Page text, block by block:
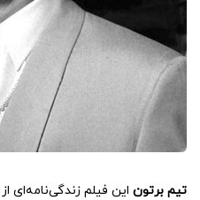
تیم برتون این فیلم زندگی‌نامه‌ای